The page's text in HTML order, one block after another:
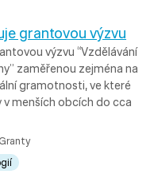
grantovou výzvu
výzvu “Vzdělávání
zaměřenou zejména na
gramotnosti, ve které
menších obcích do cca
Granty